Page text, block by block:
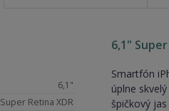
6,1"
Super Retina XDR
6,1"
Smartfón
úplne
špičkový